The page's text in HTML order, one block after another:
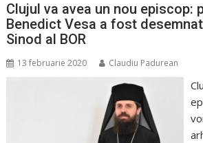
Clujul va avea un nou episcop:
Benedict Vesa a fost
Sinod al BOR
13 februarie 2020 Claudiu Padurean